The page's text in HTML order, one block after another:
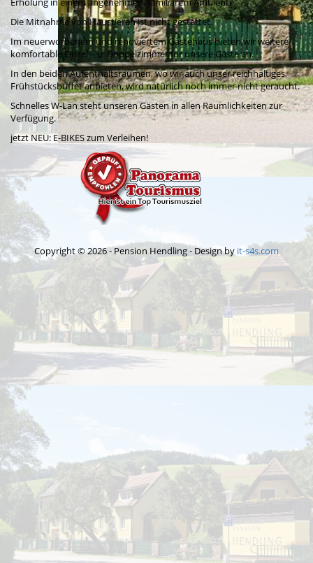
Die Mitnahme von Haustieren ist nicht gestattet.
Im neuerworbenem und renoviertem Gästehaus bieten wir weitere
komfortable Einzel – u. Doppelzimmer für unsere Gäste an.
In den beiden Aufenthaltsräumen, wo wir auch unser reichhaltiges
Frühstücksbuffet anbieten, wird natürlich noch immer nicht geraucht.
Schnelles W-Lan steht unseren Gästen in allen Räumlichkeiten zur
Verfügung.
jetzt NEU: E-BIKES zum Verleihen!
Copyright © 2026 - Pension Hendling - Design by it-s4s.com